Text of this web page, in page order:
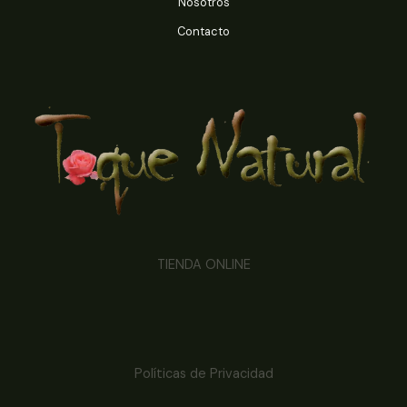
Contacto
TIENDA ONLINE
Políticas de Privacidad